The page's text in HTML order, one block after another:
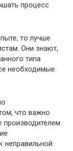
процесс
то лучше
Они знают,
типа
необходимые
что важно
производителем
неправильной